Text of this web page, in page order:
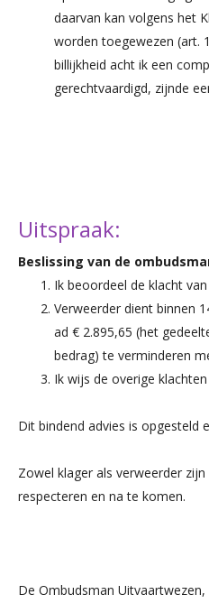
daarvan kan volgens het
worden toegewezen (art.
billijkheid acht ik een
gerechtvaardigd, zijnde
Uitspraak:
Beslissing van de
Ik beoordeel de klacht
Verweerder dient binnen
ad € 2.895,65 (het
bedrag) te verminderen
Ik wijs de overige
Dit bindend advies is opgesteld
Zowel klager als verweerder
respecteren en na te komen.
De Ombudsman Uitvaartwezen,